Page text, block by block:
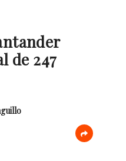
afirma que…
de 247